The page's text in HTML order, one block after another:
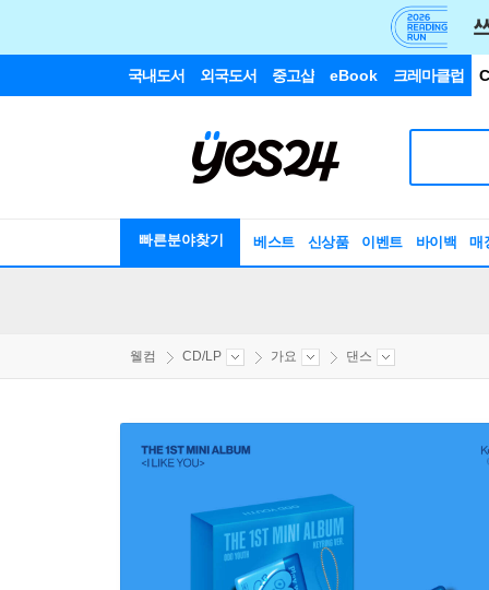
국내도서 외국도서 중고샵 eBook 크레마클럽
빠른분야찾기 베스트 신상품 이벤트 바이백 매
웰컴 CD/LP 가요 댄스